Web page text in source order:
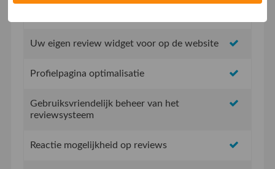
Uw eigen review widget voor op de website
Profielpagina optimalisatie
Gebruiksvriendelijk beheer van het
reviewsysteem
Reactie mogelijkheid op reviews